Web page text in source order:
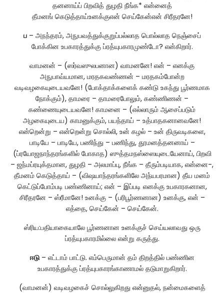
தனனாய்ப் பிறவித் துழதி நீங்க* என்னைத்
தீமனங் கெடுத்தாய்உனக்குஎன் செய்கேன்என் சிரீதரனே!
ப– அநந்தரம், அநுபவத்துக்குறுப்பல்லாத பொல்லாத நெஞ்சைப்
போக்கின உபகாரத்துக்கு ப்ரத்யுபகாரமுண்டோ? என்கிறார்.
வாமனன் – (ஸர்வஸுலபனான) வாமனனே! என் – எனக்கு
அநுபாவ்யமான, மரதகவண்ணன் – மரதகம்போன்ற
வடிவழகையுடையவனே! (போக்தாக்களைக் கண்டு உகந்து பூர்ணமாக
நோக்கும்), தாமரை – தாமரைபோலும், கண்ணிணன் –
கண்ணையுடையவனே! காமனை – (எல்லாரும் ஆசைப்படும்
அழகையுடைய) காமனுக்கும், பயந்தாய் – உத்பாதகனானவனே!
என்றென்று – என்றென்று சொல்லி, உன் கழல் – உன் திருவடிகளை,
பாடியே – பாடியே, பணிந்து – பணிந்து, தூமனத்தனனாய் –
(ப்ரயோஜநாந்தரங்களில் போகாத) ஸுத்தமநஸ்ஸையுடையேனாய், பிறவி
– ஜந்மப்ரயுக்தமான, துழதி – அலமாப்பு, நீங்க – தீரும்படியாக, என்னை-,
தீமனம் கெடுத்தாய் – (விஷயாந்தரங்களிலே அந்யபரமான) தீய மனம்
கெட்டுப்போம்படி பண்ணினாய்; என் – இப்படி எனக்கு உபகாரகனான,
சிரீதரனே – ஸ்ரீமானே! உனக்கு – (பரிபூர்ணனான) உனக்கு, என் –
எத்தை, செய்கேன் – செய்கேன்.
ஸ்ரிய:பதியாகையாலே பூர்ணனான உனக்குச் செய்யலாவது ஒரு
ப்ரத்யுபகாரமில்லை என்று கருத்து.
ஈடு– எட்டாம் பாட்டு. எம்பெருமான் தம் திறத்தில் பண்ணின
உபகாரத்துக்கு ப்ரத்யுபகாரங்காணாமல் தடுமாறுகிறார்.
(வாமனன்) வடிவழகைச் சொல்லுகிறது என்னுதல், நன்மைகளைத்